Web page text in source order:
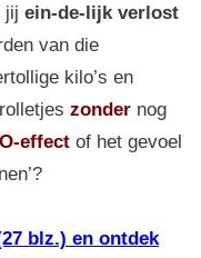
jij ein-de-lijk verlost
van die
kilo’s en
zondernog
effect of het gevoel
blz.) en ontdek